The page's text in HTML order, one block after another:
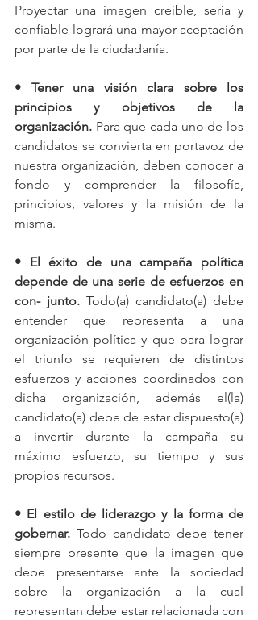
Proyectar una imagen creíble, seria y
confiable logrará una mayor aceptación
por parte de la ciudadanía.
• Tener una visión clara sobre los
principios y objetivos de la
organización. Para que cada uno de los
candidatos se convierta en portavoz de
nuestra organización, deben conocer a
fondo y comprender la filosofía,
principios, valores y la misión de la
misma.
• El éxito de una campaña política
depende de una serie de esfuerzos en
con- junto. Todo(a) candidato(a) debe
entender que representa a una
organización política y que para lograr
el triunfo se requieren de distintos
esfuerzos y acciones coordinados con
dicha organización, además el(la)
candidato(a) debe de estar dispuesto(a)
a invertir durante la campaña su
máximo esfuerzo, su tiempo y sus
propios recursos.
• El estilo de liderazgo y la forma de
gobernar. Todo candidato debe tener
siempre presente que la imagen que
debe presentarse ante la sociedad
sobre la organización a la cual
representan debe estar relacionada con